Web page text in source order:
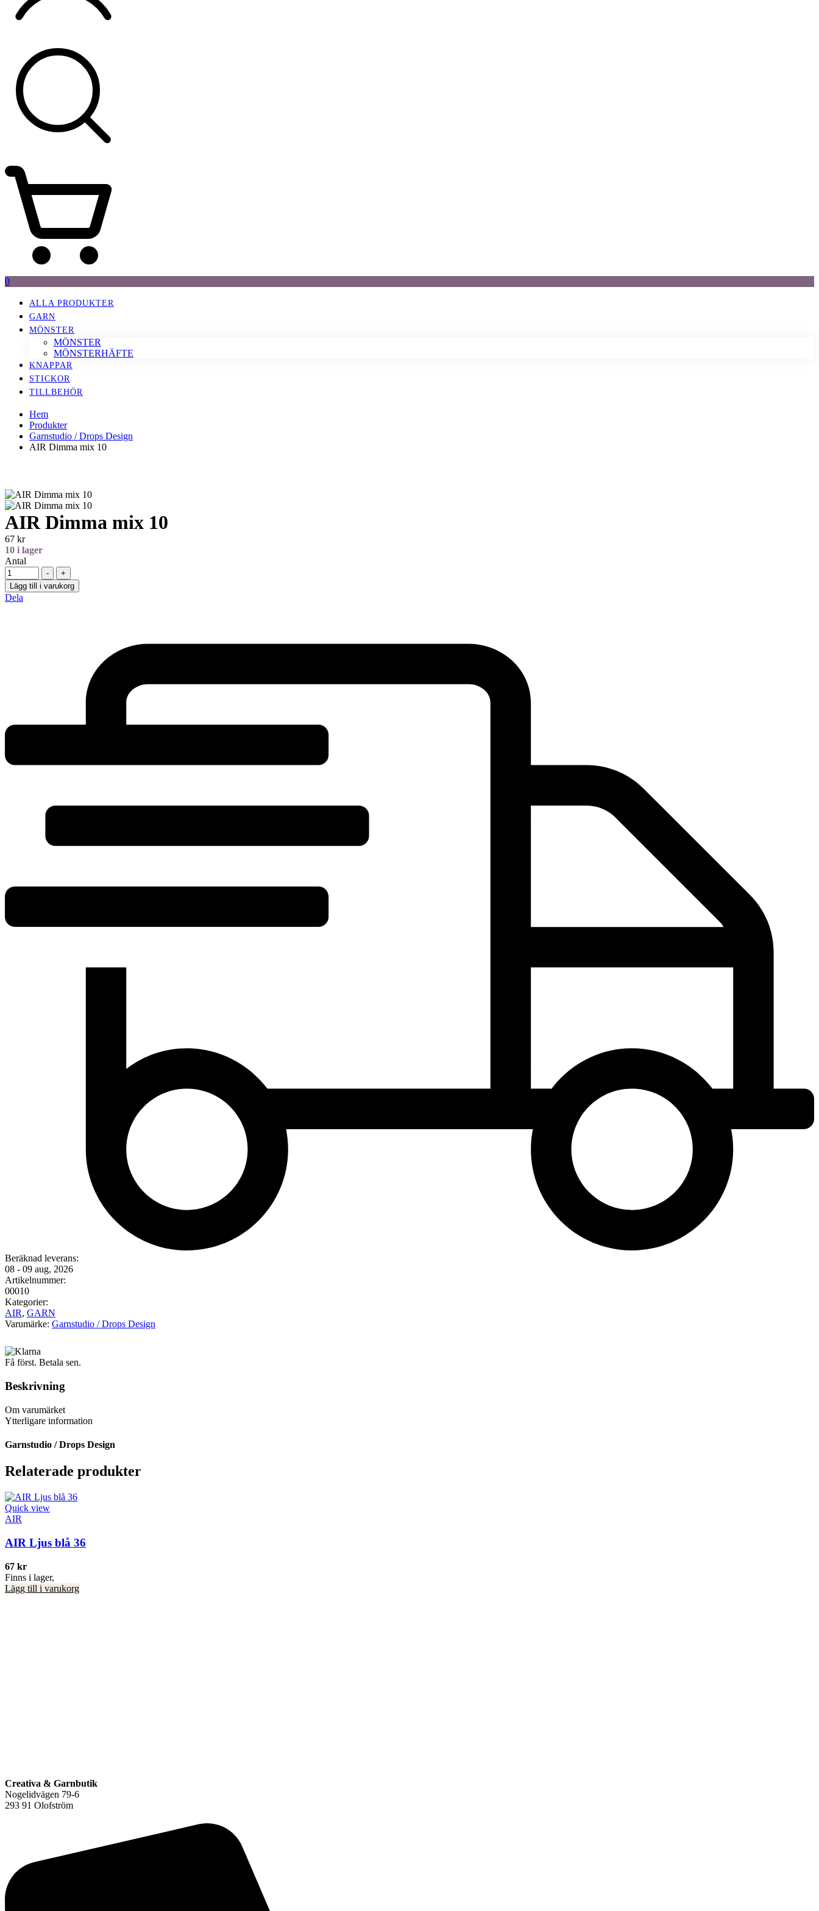
0
ALLA PRODUKTER
GARN
MÖNSTER
MÖNSTER
MÖNSTERHÄFTE
KNAPPAR
STICKOR
TILLBEHÖR
Hem
Produkter
Garnstudio / Drops Design
AIR Dimma mix 10
AIR Dimma mix 10
67 kr
10 i lager
Antal
-
+
Lägg till i varukorg
Dela
Beräknad leverans:
08 - 09 aug, 2026
Artikelnummer:
00010
Kategorier:
AIR, GARN
Varumärke: Garnstudio / Drops Design
Få först. Betala sen.
Beskrivning
Om varumärket
Ytterligare information
Garnstudio / Drops Design
Relaterade produkter
Quick view
AIR
AIR Ljus blå 36
67 kr
Finns i lager,
Lägg till i varukorg
Creativa & Garnbutik
Nogelidvägen 79-6
293 91 Olofström